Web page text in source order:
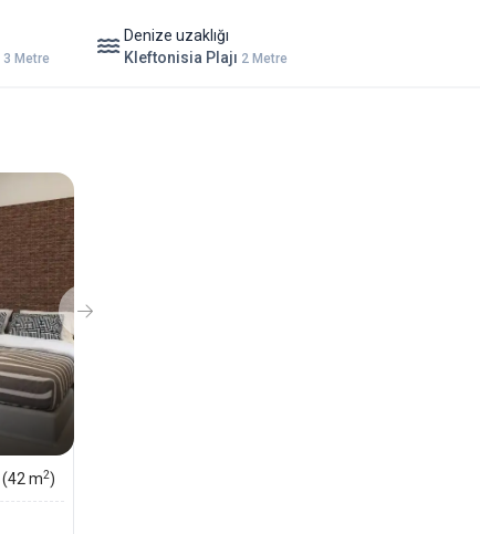
3 Metre
Denize uzaklığı
Kleftonisia Plajı 2 Metre
(42 m2)